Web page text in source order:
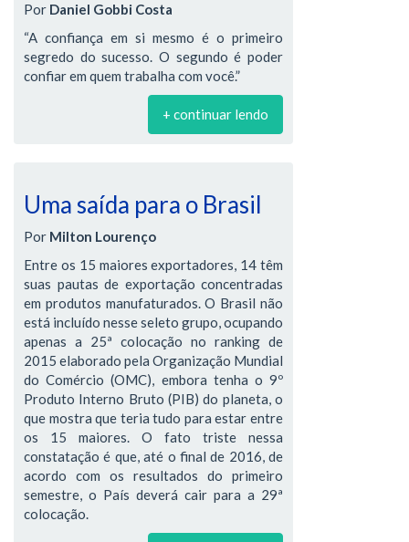
Por Daniel Gobbi Costa
“A confiança em si mesmo é o primeiro
segredo do sucesso. O segundo é poder
confiar em quem trabalha com você.”
+ continuar lendo
Uma saída para o Brasil
Por Milton Lourenço
Entre os 15 maiores exportadores, 14 têm
suas pautas de exportação concentradas
em produtos manufaturados. O Brasil não
está incluído nesse seleto grupo, ocupando
apenas a 25ª colocação no ranking de
2015 elaborado pela Organização Mundial
do Comércio (OMC), embora tenha o 9º
Produto Interno Bruto (PIB) do planeta, o
que mostra que teria tudo para estar entre
os 15 maiores. O fato triste nessa
constatação é que, até o final de 2016, de
acordo com os resultados do primeiro
semestre, o País deverá cair para a 29ª
colocação.